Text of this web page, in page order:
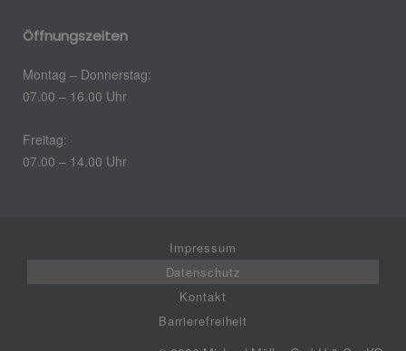
Öffnungszeiten
Montag – Donnerstag:
07.00 – 16.00 Uhr
Freitag:
07.00 – 14.00 Uhr
Impressum
Datenschutz
Kontakt
Barrierefreiheit